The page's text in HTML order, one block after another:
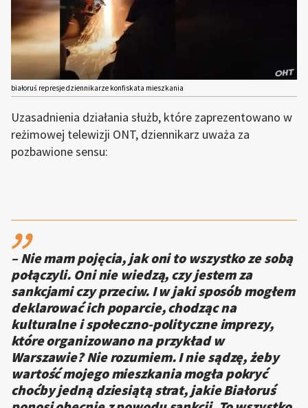
białoruś represje dziennikarze konfiskata mieszkania
Uzasadnienia działania służb, które zaprezentowano w
reżimowej telewizji ONT, dziennikarz uważa za
pozbawione sensu:
,,
– Nie mam pojęcia, jak oni to wszystko ze sobą
połączyli. Oni nie wiedzą, czy jestem za
sankcjami czy przeciw. I w jaki sposób mogłem
deklarować ich poparcie, chodząc na
kulturalne i społeczno-polityczne imprezy,
które organizowano na przykład w
Warszawie? Nie rozumiem. I nie sądzę, żeby
wartość mojego mieszkania mogła pokryć
choćby jedną dziesiątą strat, jakie Białoruś